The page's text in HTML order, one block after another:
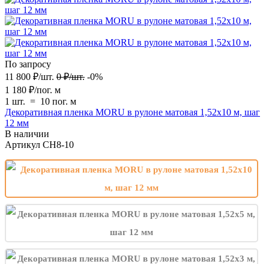
По запросу
11 800 ₽/шт. 0 ₽/шт. -0%
1 180 ₽/пог. м
1 шт. = 10 пог. м
Декоративная пленка MORU в рулоне матовая 1,52х10 м, шаг
12 мм
В наличии
Артикул CH8-10